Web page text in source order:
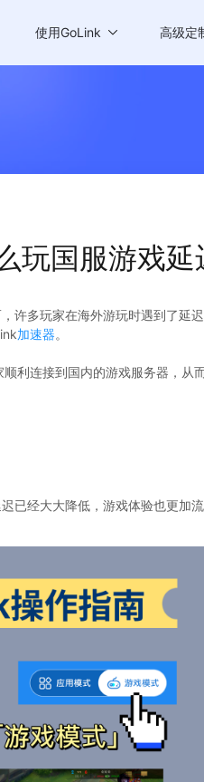
使用GoLink 高级定
玩国服游戏
许多玩家在海外游玩时遇到了延
加速器。
利连接到国内的游戏服务器，从
已经大大降低，游戏体验也更加